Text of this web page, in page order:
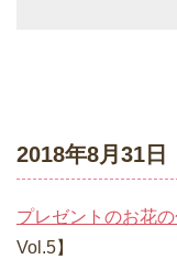
2018年8月31日
プレゼントのお花
Vol.5】